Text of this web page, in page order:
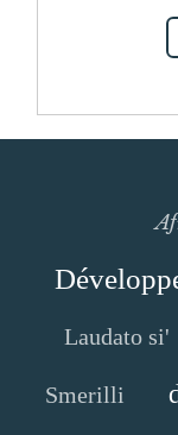
visitent
Laudato si'
Smerilli